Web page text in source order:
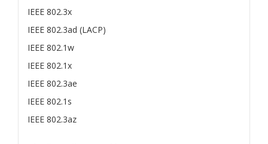
IEEE 802.3x
IEEE 802.3ad (LACP)
IEEE 802.1w
IEEE 802.1x
IEEE 802.3ae
IEEE 802.1s
IEEE 802.3az